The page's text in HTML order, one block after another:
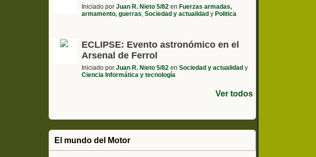
Iniciado porJuan R. Nieto 5/82 en Fuerzas armadas,
armamento, guerras,Sociedad y actualidad y Politica
ECLIPSE: Evento astronómico en el
Arsenal de Ferrol
Iniciado porJuan R. Nieto 5/82 enSociedad y actualidad y
Ciencia Informática y tecnología
Ver todos
El mundo del Motor